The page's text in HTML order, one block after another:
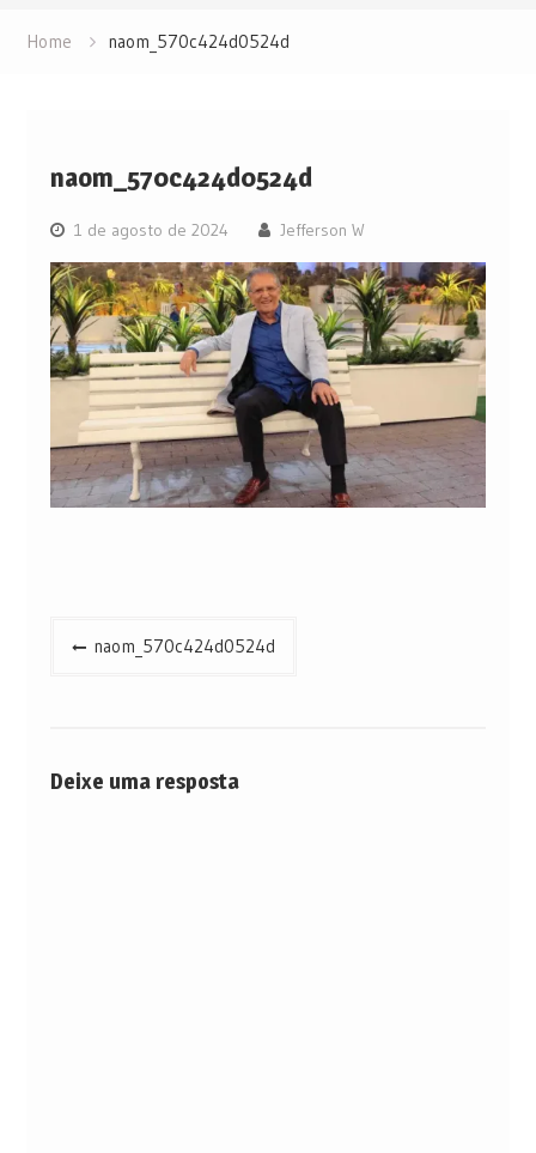
Home naom_570c424d0524d
naom_570c424d0524d
1 de agosto de 2024 Jefferson W
Navegação
naom_570c424d0524d
Deixe uma resposta